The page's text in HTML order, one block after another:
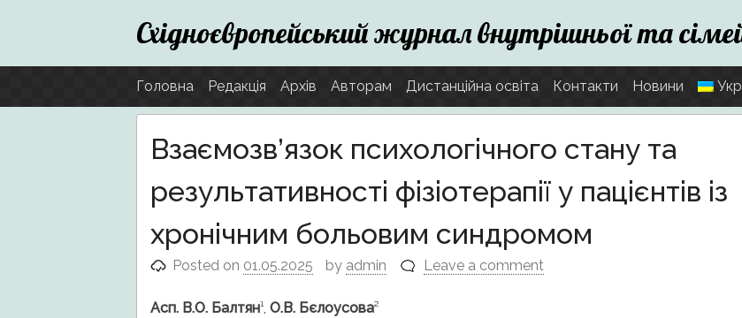
Skip
to
content
Східноєвропейський журнал внутрішньої та
Головна Редакція Архів Авторам Дистанційна освіта Контакти Новини
Взаємозв’язок психологічного стану та
результативності фізіотерапії у пацієнтів із
хронічним больовим синдромом
Posted on 01.05.2025 by admin Leave a comment
Асп. В.О. Балтян¹, О.В. Бєлоусова²